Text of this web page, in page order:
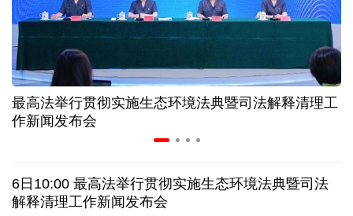
活力中国调研行丨弯道超车 如何“皖”美提速
年中经济观察 服务实体经济 财政金融打出"组合拳"
7月份中国仓储指数保持扩张 行业运行韧性较强
俄黑客称获取北约直接参与袭击俄领土证据
最高法举行贯彻实施生态环境法典暨司法解释清理工
作新闻发布会
6日10:00 最高法举行贯彻实施生态环境法典暨司法
解释清理工作新闻发布会